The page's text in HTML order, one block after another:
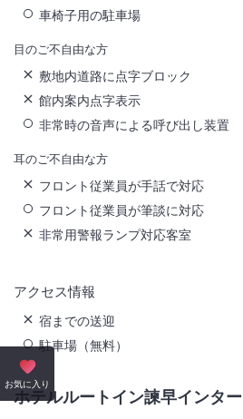
車椅子用の駐車場
目のご不自由な方
敷地内道路に点字ブロック
館内案内点字表示
非常時の音声による呼び出し装置
耳のご不自由な方
フロント従業員が手話で対応
フロント従業員が筆談に対応
非常用警報ランプ対応客室
アクセス情報
宿までの送迎
駐車場（無料）
お気に入り
ホテルルートイン諫早インター